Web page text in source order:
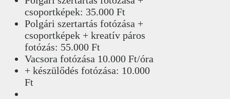
csoportképek: 35.000 Ft
Polgári szertartás fotózása +
csoportképek + kreatív páros
fotózás: 55.000 Ft
Vacsora fotózása 10.000 Ft/óra
+ készülődés fotózása: 10.000
Ft